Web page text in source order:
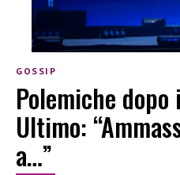
GOSSIP
Polemiche
Ultimo:
a…”